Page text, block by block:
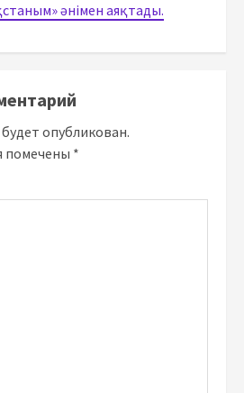
әнімен аяқтады.
опубликован.
помечены *